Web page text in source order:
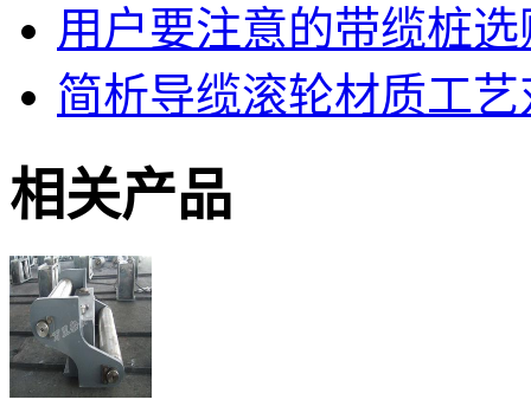
用户要注意的带缆桩
简析导缆滚轮材质工
相关产品